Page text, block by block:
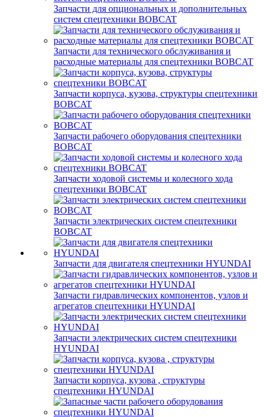
Запчасти для опциональных и дополнительных
систем спецтехники BOBCAT
Запчасти для технического обслуживания и
расходные материалы для спецтехники BOBCAT
Запчасти корпуса, кузова, структуры спецтехники
BOBCAT
Запчасти рабочего оборудования спецтехники
BOBCAT
Запчасти ходовой системы и колесного хода
спецтехники BOBCAT
Запчасти электрических систем спецтехники
BOBCAT
Запчасти для двигателя спецтехники HYUNDAI
Запчасти гидравлических компонентов, узлов и
агрегатов спецтехники HYUNDAI
Запчасти электрических систем спецтехники
HYUNDAI
Запчасти корпуса, кузова , структуры
спецтехники HYUNDAI